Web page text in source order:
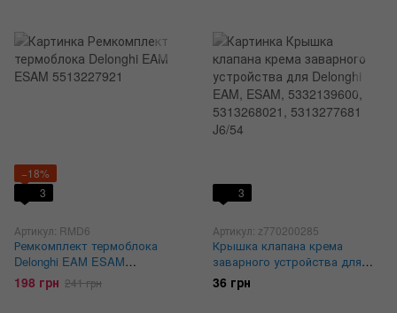
−18%
3
Артикул: RMD6
Ремкомплект термоблока
Delonghi EAM ESAM
5513227921
198 грн 241 грн
3
Артикул: z770200285
Крышка клапана крема
заварного устройства для
Delonghi EAM, ESAM,
5332139600, 5313268021,
36 грн